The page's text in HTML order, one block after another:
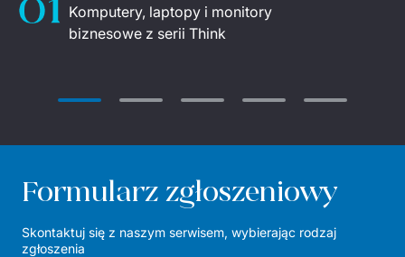
Komputery, laptopy i monitory
biznesowe z serii Think
Formularz zgłoszeniowy
Skontaktuj się z naszym serwisem, wybierając rodzaj
zgłoszenia